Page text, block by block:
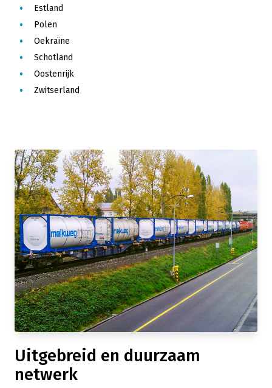
Estland
Polen
Oekraïne
Schotland
Oostenrijk
Zwitserland
Uitgebreid en duurzaam
netwerk